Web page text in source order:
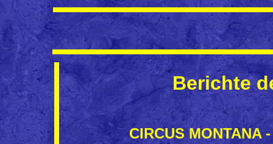
Berichte
CIRCUS